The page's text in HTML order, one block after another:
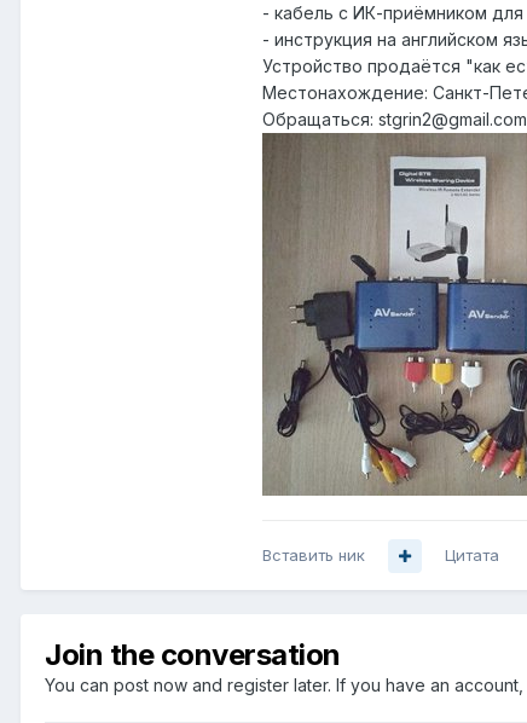
- кабель с ИК-приёмником для
- инструкция на английском
Устройство продаётся "как
Местонахождение: Санкт-
Обращаться:
Вставить ник Цитата
Join the conversation
You can post now and register later. If you have an account,